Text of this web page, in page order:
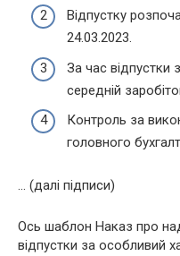
Відпустку
24.03.2023.
За час відпустки
середній
Контроль за
головного
… (далі підписи)
Ось шаблон Наказ про
відпустки за особливий